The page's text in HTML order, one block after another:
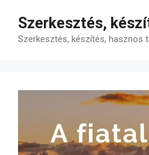
tartalomba
Szerkesztés,
Szerkesztés, készítés, hasznos